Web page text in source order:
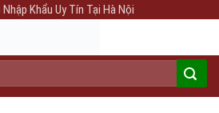
Khẩu Uy Tín Tại Hà Nội